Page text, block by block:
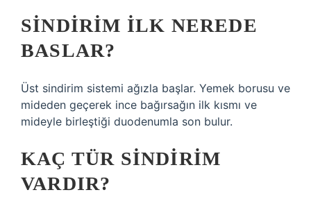
SINDIRIM ILK NEREDE
BASLAR?
Üst sindirim sistemi ağızla başlar. Yemek borusu ve
mideden geçerek ince bağırsağın ilk kısmı ve
mideyle birleştiği duodenumla son bulur.
KAÇ TÜR SINDIRIM
VARDIR?